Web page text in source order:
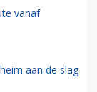
vanaf
aan de slag